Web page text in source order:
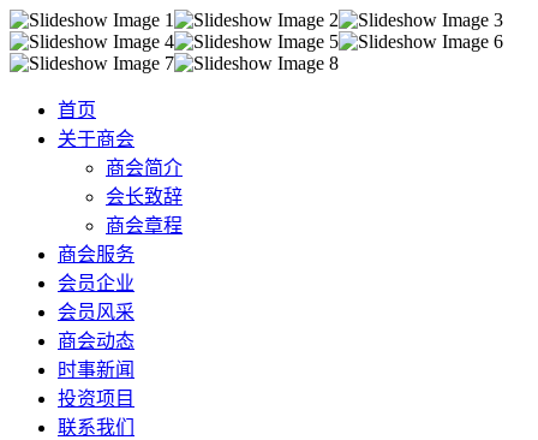
首页
关于商会
商会简介
会长致辞
商会章程
商会服务
会员企业
会员风采
商会动态
时事新闻
投资项目
联系我们